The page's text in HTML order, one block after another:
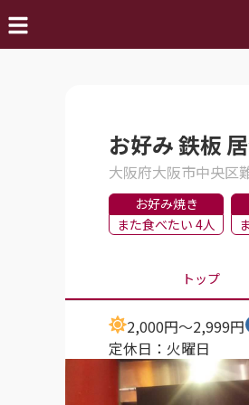
お好み 鉄板
大阪府大阪市中央区
お好み焼き
また食べたい 4人
トップ
2,000円～2,999円
定休日： 火曜日